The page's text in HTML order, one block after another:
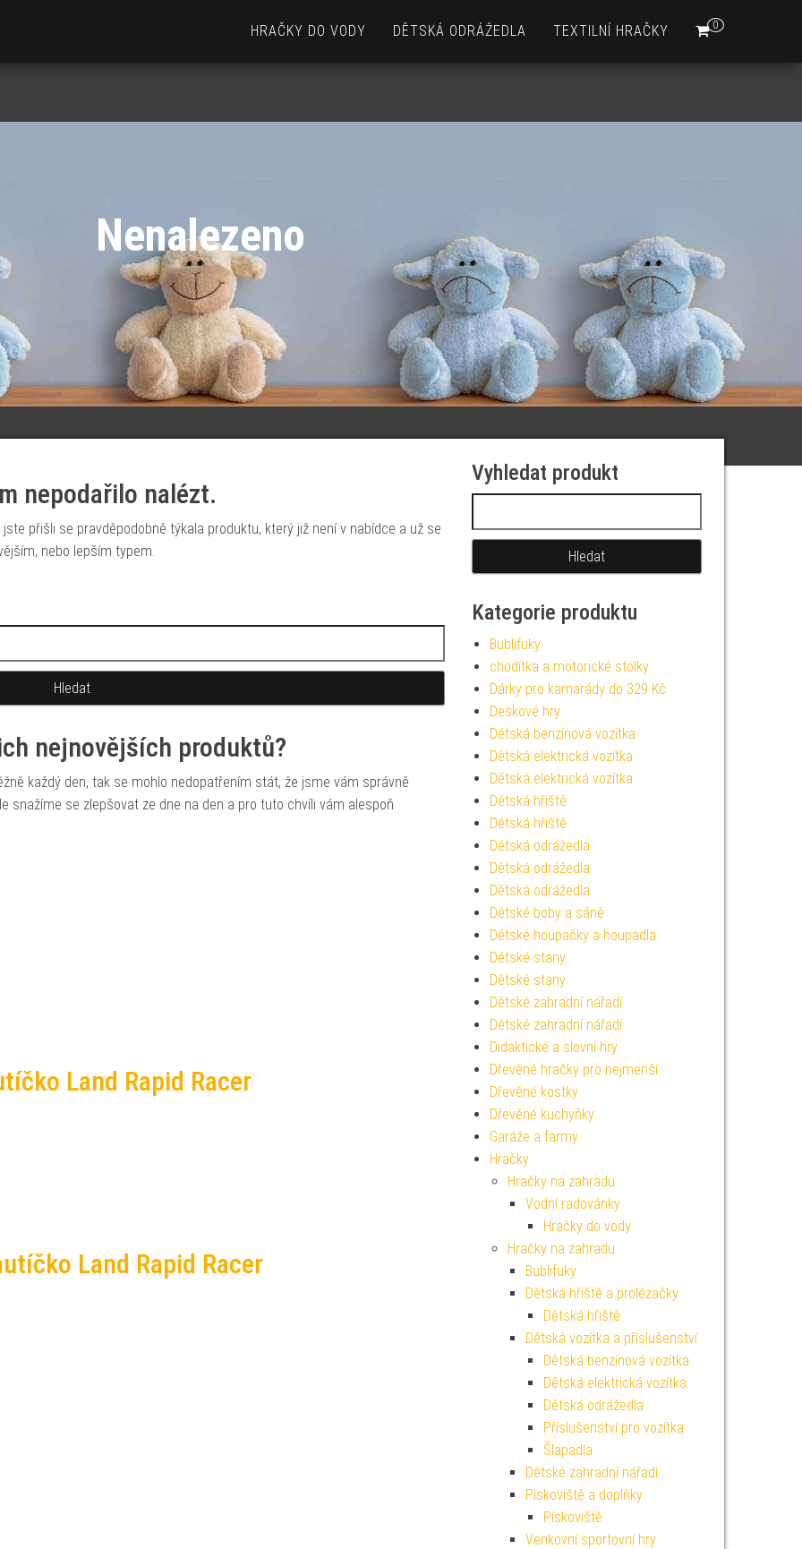
0
HRAČKY DO VODY DĚTSKÁ ODRÁŽEDLA TEXTILNÍ HRAČKY
Nenalezeno
nepodařilo nalézt.
přišli se pravděpodobně týkala produktu, který již není v nabídce a už se
nebo lepším typem.
nejnovějších produktů?
každý den, tak se mohlo nedopatřením stát, že jsme vám správně
snažíme se zlepšovat ze dne na den a pro tuto chvíli vám alespoň
Land Rapid Racer
Land Rapid Racer
Vyhledat produkt
Kategorie produktu
Bublifuky
chodítka a motorické stolky
Dárky pro kamarády do 329 Kč
Deskové hry
Dětská benzínová vozítka
Dětská elektrická vozítka
Dětská elektrická vozítka
Dětská hřiště
Dětská hřiště
Dětská odrážedla
Dětská odrážedla
Dětská odrážedla
Dětské boby a sáně
Dětské houpačky a houpadla
Dětské stany
Dětské stany
Dětské zahradní nářadí
Dětské zahradní nářadí
Didaktické a slovní hry
Dřevěné hračky pro nejmenší
Dřevěné kostky
Dřevěné kuchyňky
Garáže a farmy
Hračky
Hračky na zahradu
Vodní radovánky
Hračky do vody
Hračky na zahradu
Bublifuky
Dětská hřiště a prolézačky
Dětská hřiště
Dětská vozítka a příslušenství
Dětská benzínová vozítka
Dětská elektrická vozítka
Dětská odrážedla
Příslušenství pro vozítka
Šlapadla
Dětské zahradní nářadí
Pískoviště a doplňky
Pískoviště
Venkovní sportovní hry